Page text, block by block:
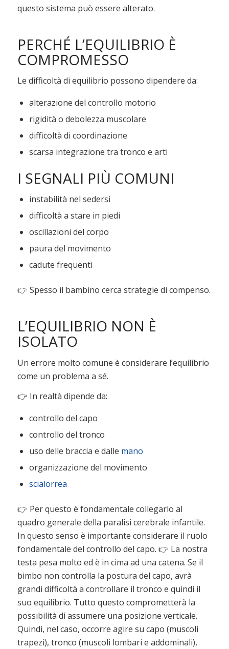
questo sistema può essere alterato.
PERCHÉ L’EQUILIBRIO È
COMPROMESSO
Le difficoltà di equilibrio possono dipendere da:
alterazione del controllo motorio
rigidità o debolezza muscolare
difficoltà di coordinazione
scarsa integrazione tra tronco e arti
I SEGNALI PIÙ COMUNI
instabilità nel sedersi
difficoltà a stare in piedi
oscillazioni del corpo
paura del movimento
cadute frequenti
👉 Spesso il bambino cerca strategie di compenso.
L’EQUILIBRIO NON È
ISOLATO
Un errore molto comune è considerare l’equilibrio
come un problema a sé.
👉 In realtà dipende da:
controllo del capo
controllo del tronco
uso delle braccia e dalle mano
organizzazione del movimento
scialorrea
👉 Per questo è fondamentale collegarlo al
quadro generale della paralisi cerebrale infantile.
In questo senso è importante considerare il ruolo
fondamentale del controllo del capo. 👉 La nostra
testa pesa molto ed è in cima ad una catena. Se il
bimbo non controlla la postura del capo, avrà
grandi difficoltà a controllare il tronco e quindi il
suo equilibrio. Tutto questo comprometterà la
possibilità di assumere una posizione verticale.
Quindi, nel caso, occorre agire su capo (muscoli
trapezi), tronco (muscoli lombari e addominali),